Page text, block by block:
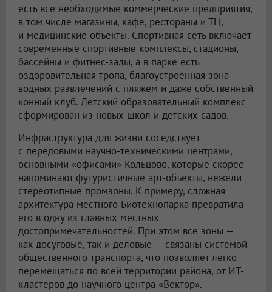
есть все необходимые коммерческие предприятия,
в том числе магазины, кафе, рестораны и ТЦ,
и медицинские объекты. Спортивная сеть включает
современные спортивные комплексы, стадионы,
бассейны и фитнес-залы, а в парке есть
оздоровительная тропа, благоустроенная зона
водных развлечений с пляжем и даже собственный
конный клуб. Детский образовательный комплекс
сформирован из новых школ и детских садов.
Инфраструктура для жизни соседствует
с передовыми научно-техническими центрами,
основными «офисами» Кольцово, которые скорее
напоминают футуристичные арт-объекты, нежели
стереотипные промзоны. К примеру, сложная
архитектура местного Биотехнопарка превратила
его в одну из главных местных
достопримечательностей. При этом все зоны —
как досуговые, так и деловые — связаны системой
общественного транспорта, что позволяет легко
перемещаться по всей территории района, от ИТ-
кластеров до научного центра «Вектор».